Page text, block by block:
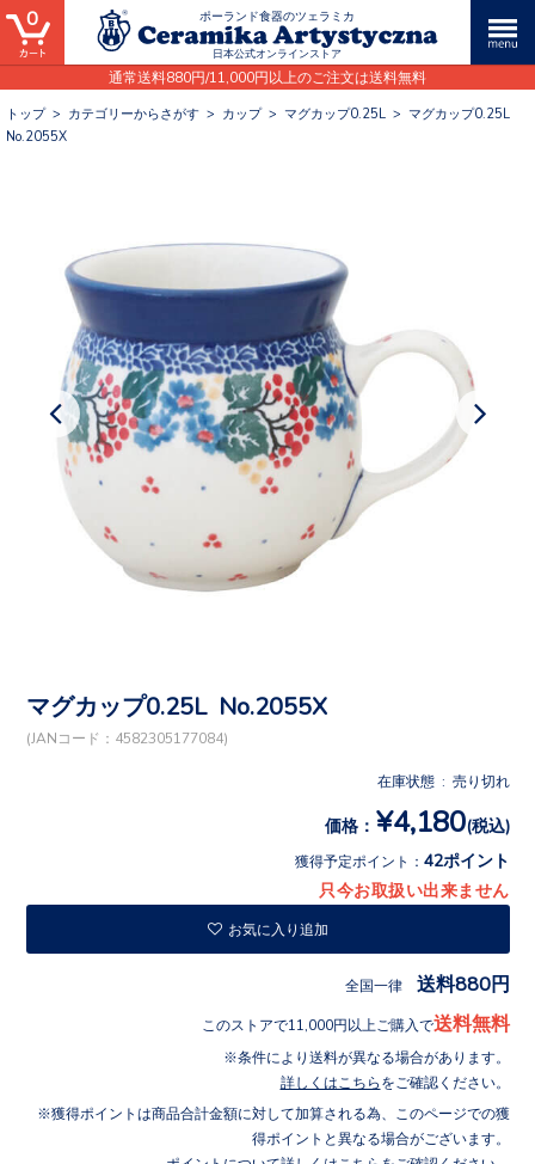
ポーランド食器のツェラミカ
日本公式オンラインストア
通常送料880円/11,000円以上のご注文は送料無料
0
トップ> カテゴリーからさがす > カップ> マグカップ0.25L > マグカップ0.25L
No.2055X
マグカップ0.25L No.2055X
(JANコード：4582305177084)
在庫状態 : 売り切れ
価格： ¥4,180(税込)
獲得予定ポイント： 42ポイント
只今お取扱い出来ません
お気に入り追加
全国一律 送料880円
このストアで11,000円以上ご購入で送料無料
条件により送料が異なる場合があります。
詳しくはこちら をご確認ください。
獲得ポイントは商品合計金額に対して加算される為、このページでの獲
得ポイントと異なる場合がございます。